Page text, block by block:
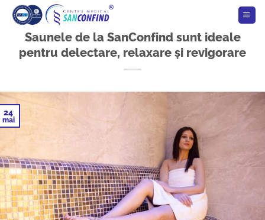
Skip
contentSaunele de la SanConfind sunt ideale
pentru delectare, relaxare și revigorare
24
mai